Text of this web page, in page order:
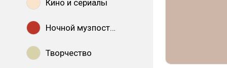
Кино и сериалы
Ночной музпостинг
Творчество